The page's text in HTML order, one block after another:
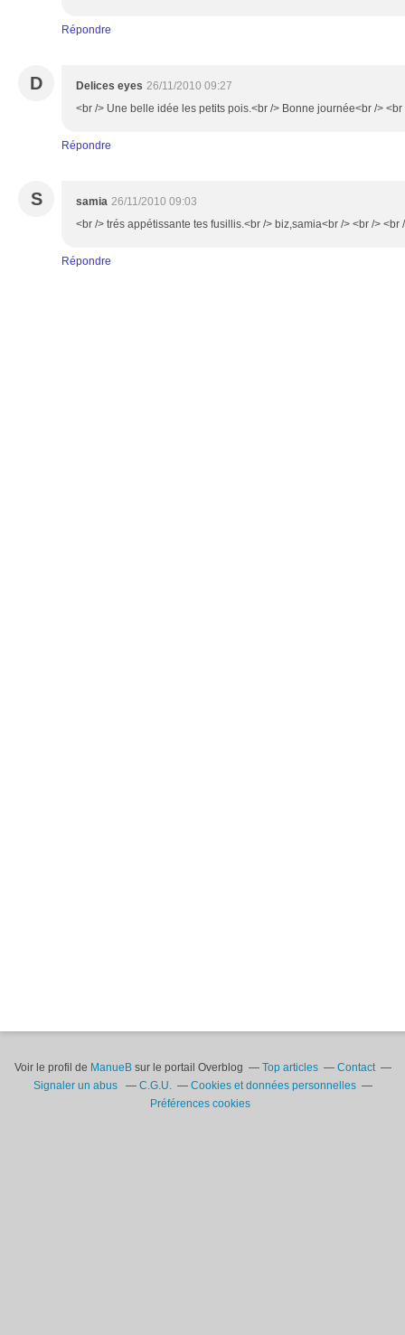
Répondre
D Delices eyes 26/11/2010 09:27
<br /> Une belle idée les petits pois.<br /> Bonne journée<br /> <br
Répondre
S samia 26/11/2010 09:03
<br /> trés appétissante tes fusillis.<br /> biz,samia<br /> <br /> <br
Répondre
Voir le profil de ManueBsur le portail Overblog Top articles
Contact
Signaler un abus
C.G.U.
Cookies et données personnelles
Préférences cookies